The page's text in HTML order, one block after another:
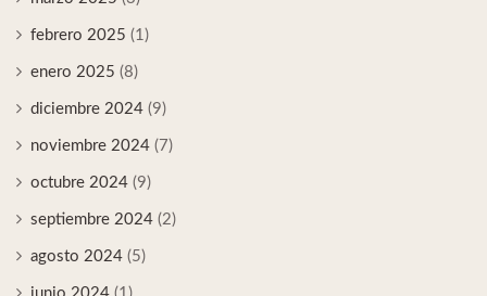
febrero 2025 (1)
enero 2025 (8)
diciembre 2024 (9)
noviembre 2024 (7)
octubre 2024 (9)
septiembre 2024 (2)
agosto 2024 (5)